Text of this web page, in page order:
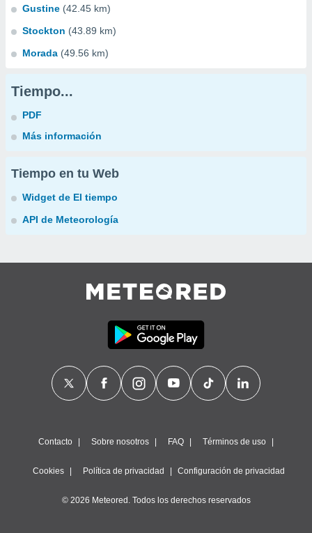
Gustine (42.45 km)
Stockton (43.89 km)
Morada (49.56 km)
Tiempo...
PDF
Más información
Tiempo en tu Web
Widget de El tiempo
API de Meteorología
Contacto Sobre nosotros FAQ Términos de uso
Cookies Política de privacidad Configuración de privacidad
© 2026 Meteored. Todos los derechos reservados